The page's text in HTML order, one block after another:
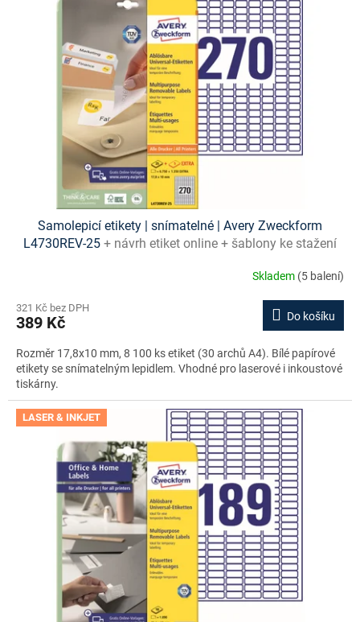
Samolepicí etikety | snímatelné | Avery Zweckform
L4730REV-25 + návrh etiket online + šablony ke stažení
Skladem (5 balení)
321 Kč bez DPH
389 Kč Do košíku
Rozměr 17,8x10 mm, 8 100 ks etiket (30 archů A4). Bílé papírové
etikety se snímatelným lepidlem. Vhodné pro laserové i inkoustové
tiskárny.
LASER & INKJET